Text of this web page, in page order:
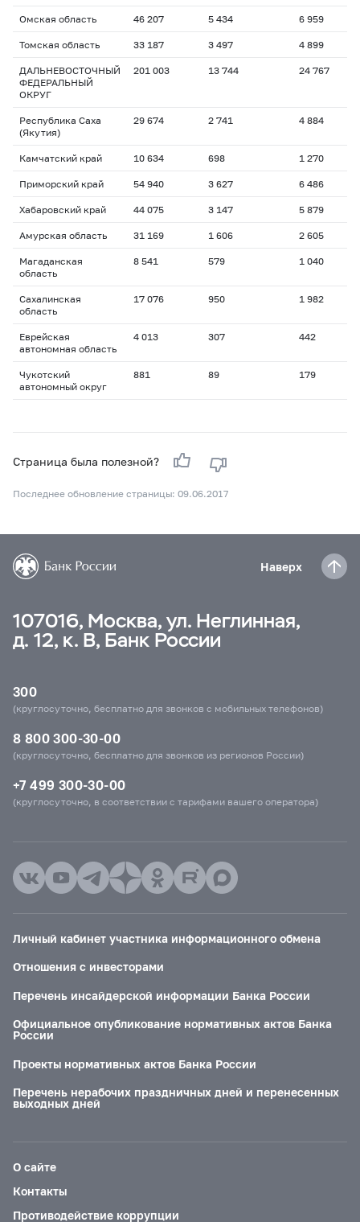
Омская область 46 207 5 434 6 959
Томская область 33 187 3 497 4 899
ДАЛЬНЕВОСТОЧНЫЙ
ФЕДЕРАЛЬНЫЙ
ОКРУГ
201 003 13 744 24 767
Республика Саха
(Якутия)
29 674 2 741 4 884
Камчатский край 10 634 698 1 270
Приморский край 54 940 3 627 6 486
Хабаровский край 44 075 3 147 5 879
Амурская область 31 169 1 606 2 605
Магаданская
область
8 541 579 1 040
Сахалинская
область
17 076 950 1 982
Еврейская
автономная область
4 013 307 442
Чукотский
автономный округ
881 89 179
Страница была полезной?
Последнее обновление страницы: 09.06.2017
Наверх
107016, Москва, ул. Неглинная,
д. 12, к. В, Банк России
300
(круглосуточно, бесплатно для звонков с мобильных телефонов)
8 800 300-30-00
(круглосуточно, бесплатно для звонков из регионов России)
+7 499 300-30-00
(круглосуточно, в соответствии с тарифами вашего оператора)
Личный кабинет участника информационного обмена
Отношения с инвесторами
Перечень инсайдерской информации Банка России
Официальное опубликование нормативных актов Банка
России
Проекты нормативных актов Банка России
Перечень нерабочих праздничных дней и перенесенных
выходных дней
О сайте
Контакты
Противодействие коррупции